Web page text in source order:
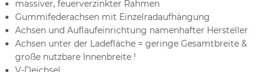
massiver, feuerverzinkter Rahmen
Gummifederachsen mit Einzelradaufhängung
Achsen und Auflaufeinrichtung namenhafter Hersteller
Achsen unter der Ladefläche = geringe Gesamtbreite &
große nutzbare Innenbreite !